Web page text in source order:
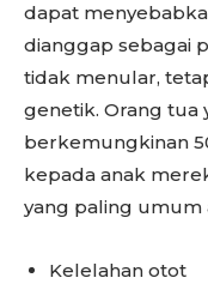
dapat
dianggap sebagai
tidak menular,
genetik. Orang tua
berkemungkinan
kepada anak
yang paling umum
Kelelahan otot